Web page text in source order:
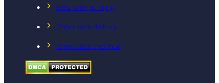
Điều koản sử dụng
Chính sách dịch vụ
Chính sách cho thuê